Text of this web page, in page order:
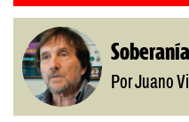
Por Juano